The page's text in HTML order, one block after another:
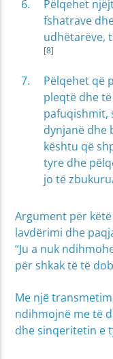
Pëlqehet
fshatrave
udhëtarëve,
[8]
Pëlqehet që
pleqtë dhe
pafuqishmit,
dynjanë dhe
kështu që
tyre dhe
jo të
Argument për
lavdërimi dhe
“Ju a nuk
për shkak të të
Me një
ndihmojnë me të
dhe sinqeritetin e